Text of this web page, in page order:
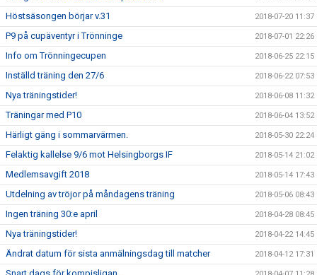
Höstsäsongen börjar v.31 2018-07-20 11:37
P9 på cupäventyr i Trönninge 2018-07-01 22:26
Info om Trönningecupen 2018-06-25 22:15
Inställd träning den 27/6 2018-06-22 07:53
Nya träningstider! 2018-06-08 11:32
Träningar med P10 2018-06-04 13:52
Härligt gäng i sommarvärmen. 2018-05-30 22:24
Felaktig kallelse 9/6 mot Helsingborgs IF 2018-05-14 21:02
Medlemsavgift 2018 2018-05-14 17:43
Utdelning av tröjor på måndagens träning 2018-05-06 08:43
Ingen träning 30:e april 2018-04-28 08:45
Nya träningstider! 2018-04-22 14:45
Ändrat datum för sista anmälningsdag till matcher 2018-04-12 17:31